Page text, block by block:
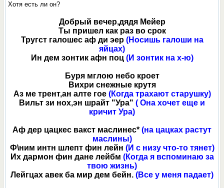
Хотя есть ли он?
Добрый вечер,дядя Мейер
Ты пришел как раз во срок
Тругст галошес аф ди эер (Носишь галоши на
яйцах)
Ин дем зонтик афн поц (И зонтик на х-ю)
Буря мглою небо кроет
Вихри снежные крутя
Аз ме трент,ан алте гое (Когда трахают старушку)
Вильт зи нох,эн шрайт "Ура" ( Она хочет еще и
кричит Ура)
Аф дер цацкес вакст маслинес* (на цацках растут
маслины)
Ф\ним интн шлепт фин лейн (И с низу что-то тянет)
Их дармон фин дане лейбм (Когда я вспоминаю за
твою жизнь)
Лейгцах авек ба мир дем бейн. (Все у меня падает)